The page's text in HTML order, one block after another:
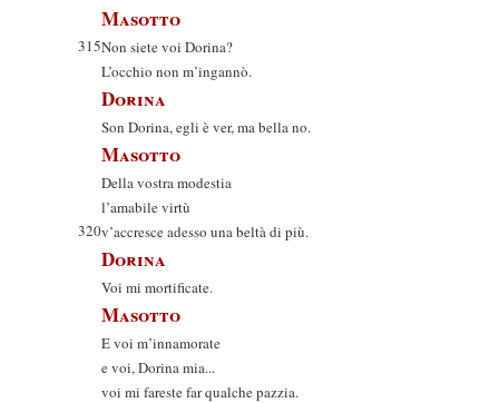
Masotto
315Non siete voi Dorina?
L’occhio non m’ingannò.
Dorina
Son Dorina, egli è ver, ma bella no.
Masotto
Della vostra modestia
l’amabile virtù
320v’accresce adesso una beltà di più.
Dorina
Voi mi mortificate.
Masotto
E voi m’innamorate
e voi, Dorina mia...
voi mi fareste far qualche pazzia.